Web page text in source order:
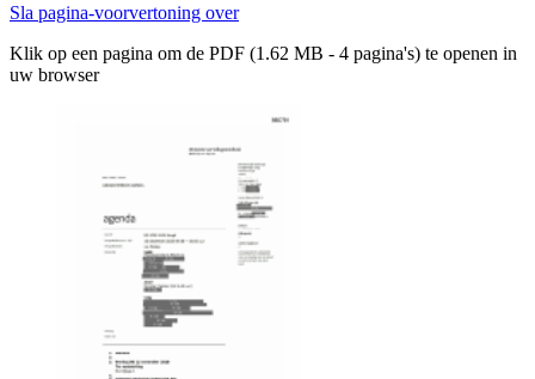
Sla pagina-voorvertoning over
Klik op een pagina om de PDF (1.62 MB - 4 pagina's) te openen in
uw browser